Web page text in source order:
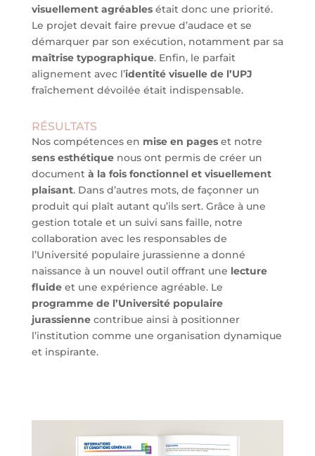
visuellement agréablesétait donc une priorité.
Le projet devait faire prevue d’audace et se
démarquer par son exécution, notamment par sa
maîtrise typographique. Enfin, le parfait
alignement avec l’identité visuelle de l’UPJ
fraîchement dévoilée était indispensable.
RÉSULTATS
Nos compétences en mise en pageset notre
sens esthétiquenous ont permis de créer un
document à la fois fonctionnel et visuellement
plaisant. Dans d’autres mots, de façonner un
produit qui plaît autant qu’ils sert. Grâce à une
gestion totale et un suivi sans faille, notre
collaboration avec les responsables de
l’Université populaire jurassienne a donné
naissance à un nouvel outil offrant une lecture
fluideet une expérience agréable. Le
programme de l’Université populaire
jurassiennecontribue ainsi à positionner
l’institution comme une organisation dynamique
et inspirante.